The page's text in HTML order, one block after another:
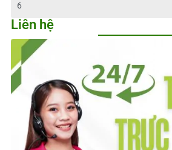
6
Liên hệ